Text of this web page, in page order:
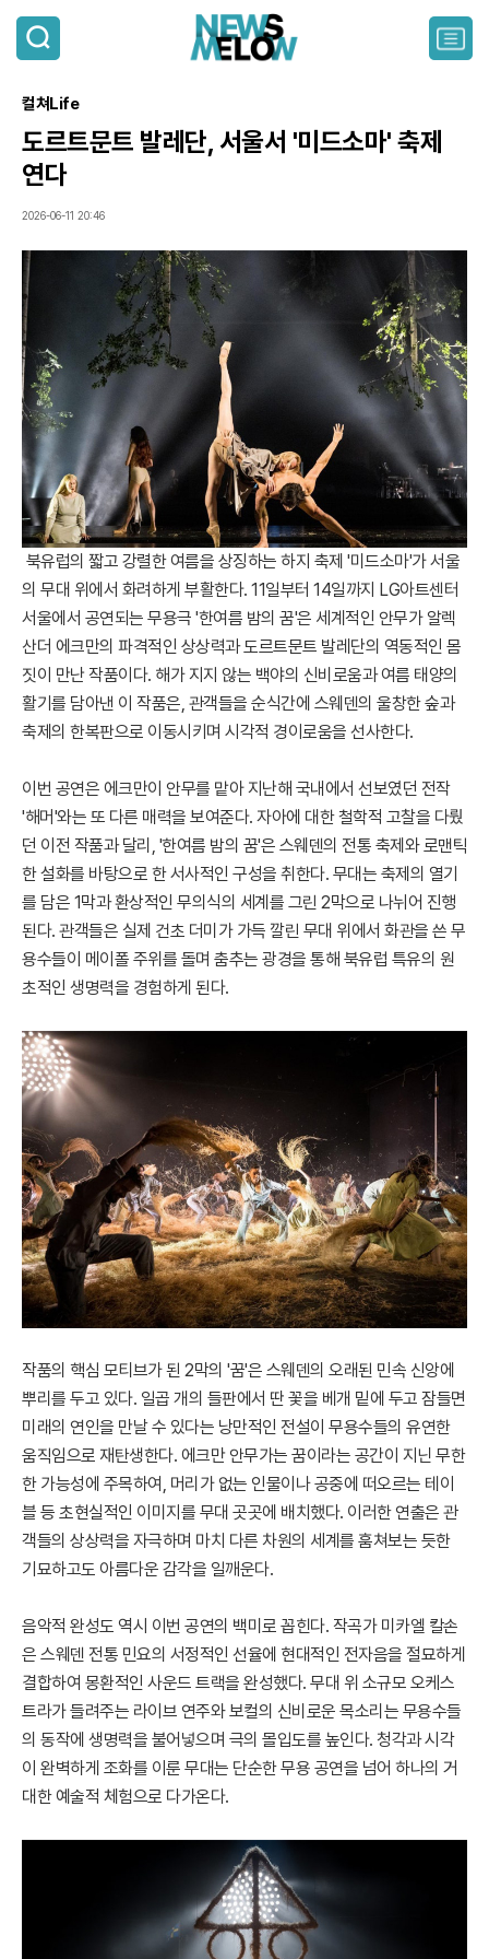
검
색
주
컬쳐Life
도르트문트 발레단, 서울서 '미드소마' 축제
연다
2026-06-11 20:46
북유럽의 짧고 강렬한 여름을 상징하는 하지 축제 '미드소마'가 서울
의 무대 위에서 화려하게 부활한다. 11일부터 14일까지 LG아트센터
서울에서 공연되는 무용극 '한여름 밤의 꿈'은 세계적인 안무가 알렉
산더 에크만의 파격적인 상상력과 도르트문트 발레단의 역동적인 몸
짓이 만난 작품이다. 해가 지지 않는 백야의 신비로움과 여름 태양의
활기를 담아낸 이 작품은, 관객들을 순식간에 스웨덴의 울창한 숲과
축제의 한복판으로 이동시키며 시각적 경이로움을 선사한다.
이번 공연은 에크만이 안무를 맡아 지난해 국내에서 선보였던 전작
'해머'와는 또 다른 매력을 보여준다. 자아에 대한 철학적 고찰을 다뤘
던 이전 작품과 달리, '한여름 밤의 꿈'은 스웨덴의 전통 축제와 로맨틱
한 설화를 바탕으로 한 서사적인 구성을 취한다. 무대는 축제의 열기
를 담은 1막과 환상적인 무의식의 세계를 그린 2막으로 나뉘어 진행
된다. 관객들은 실제 건초 더미가 가득 깔린 무대 위에서 화관을 쓴 무
용수들이 메이폴 주위를 돌며 춤추는 광경을 통해 북유럽 특유의 원
초적인 생명력을 경험하게 된다.
작품의 핵심 모티브가 된 2막의 '꿈'은 스웨덴의 오래된 민속 신앙에
뿌리를 두고 있다. 일곱 개의 들판에서 딴 꽃을 베개 밑에 두고 잠들면
미래의 연인을 만날 수 있다는 낭만적인 전설이 무용수들의 유연한
움직임으로 재탄생한다. 에크만 안무가는 꿈이라는 공간이 지닌 무한
한 가능성에 주목하여, 머리가 없는 인물이나 공중에 떠오르는 테이
블 등 초현실적인 이미지를 무대 곳곳에 배치했다. 이러한 연출은 관
객들의 상상력을 자극하며 마치 다른 차원의 세계를 훔쳐보는 듯한
기묘하고도 아름다운 감각을 일깨운다.
음악적 완성도 역시 이번 공연의 백미로 꼽힌다. 작곡가 미카엘 칼손
은 스웨덴 전통 민요의 서정적인 선율에 현대적인 전자음을 절묘하게
결합하여 몽환적인 사운드 트랙을 완성했다. 무대 위 소규모 오케스
트라가 들려주는 라이브 연주와 보컬의 신비로운 목소리는 무용수들
의 동작에 생명력을 불어넣으며 극의 몰입도를 높인다. 청각과 시각
이 완벽하게 조화를 이룬 무대는 단순한 무용 공연을 넘어 하나의 거
대한 예술적 체험으로 다가온다.